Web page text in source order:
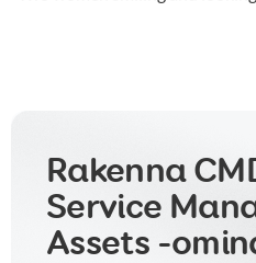
Rakenna
Service
Assets -